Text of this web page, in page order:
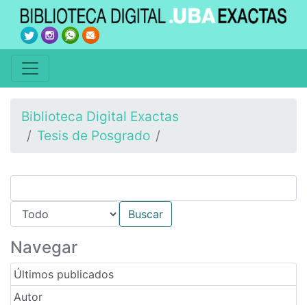
Biblioteca Digital Exactas
Tesis de Posgrado
Navegar
Últimos publicados
Autor